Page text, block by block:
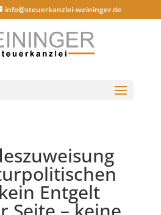
info@steuerkanzlei-weininger.de
Entgelt